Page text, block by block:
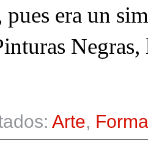
pues era un
Arte,